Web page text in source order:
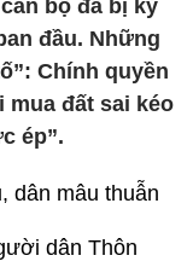
bộ đã bị kỷ
đầu. Những
Chính quyền
mua đất sai kéo
ép”.
dân mâu thuẫn
dân Thôn